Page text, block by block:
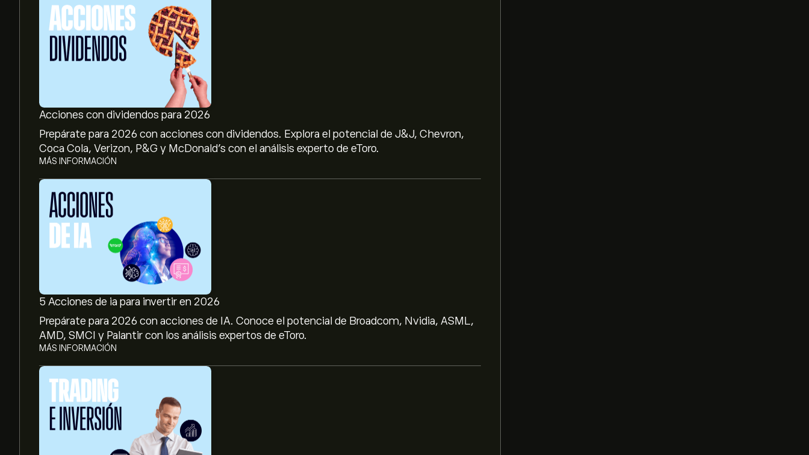
Acciones con dividendos para 2026
Prepárate para 2026 con acciones con dividendos. Explora el potencial de J&J, Chevron,
Coca Cola, Verizon, P&G y McDonald’s con el análisis experto de eToro.
MÁS INFORMACIÓN
5 Acciones de ia para invertir en 2026
Prepárate para 2026 con acciones de IA. Conoce el potencial de Broadcom, Nvidia, ASML,
AMD, SMCI y Palantir con los análisis expertos de eToro.
MÁS INFORMACIÓN
El precio actual de las acciones de GIII es de 35.81‎$‎.